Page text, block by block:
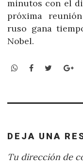
minutos con el
próxima
ruso gana
Nobel.
WhatsApp
Facebook
Twitter
DEJA UNA
Tu dirección de